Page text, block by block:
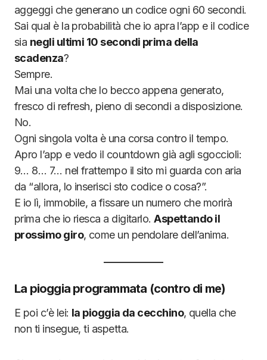
aggeggi che generano un codice ogni 60 secondi.
Sai qual è la probabilità che io apra l’app e il codice
sia negli ultimi 10 secondi prima della
scadenza?
Sempre.
Mai una volta che lo becco appena generato,
fresco di refresh, pieno di secondi a disposizione.
No.
Ogni singola volta è una corsa contro il tempo.
Apro l’app e vedo il countdown già agli sgoccioli:
9… 8… 7… nel frattempo il sito mi guarda con aria
da “allora, lo inserisci sto codice o cosa?”.
E io lì, immobile, a fissare un numero che morirà
prima che io riesca a digitarlo.Aspettando il
prossimo giro, come un pendolare dell’anima.
La pioggia programmata (contro di me)
E poi c’è lei: la pioggia da cecchino, quella che
non ti insegue, ti aspetta.